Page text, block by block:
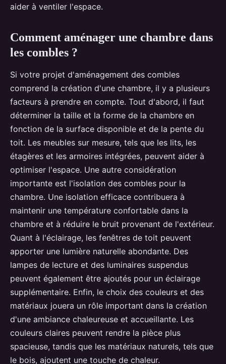
aider à ventiler l'espace.
Comment aménager une chambre dans
les combles ?
Si votre projet d'aménagement des combles
comprend la création d'une chambre, il y a plusieurs
facteurs à prendre en compte. Tout d'abord, il faut
déterminer la taille et la forme de la chambre en
fonction de la surface disponible et de la pente du
toit. Les meubles sur mesure, tels que les lits, les
étagères et les armoires intégrées, peuvent aider à
optimiser l'espace. Une autre considération
importante est l'isolation des combles pour la
chambre. Une isolation efficace contribuera à
maintenir une température confortable dans la
chambre et à réduire le bruit provenant de l'extérieur.
Quant à l'éclairage, les fenêtres de toit peuvent
apporter une lumière naturelle abondante. Des
lampes de lecture et des luminaires suspendus
peuvent également être ajoutés pour un éclairage
supplémentaire. Enfin, le choix des couleurs et des
matériaux jouera un rôle important dans la création
d'une ambiance chaleureuse et accueillante. Les
couleurs claires peuvent rendre la pièce plus
spacieuse, tandis que les matériaux naturels, tels que
le bois, ajoutent une touche de chaleur.